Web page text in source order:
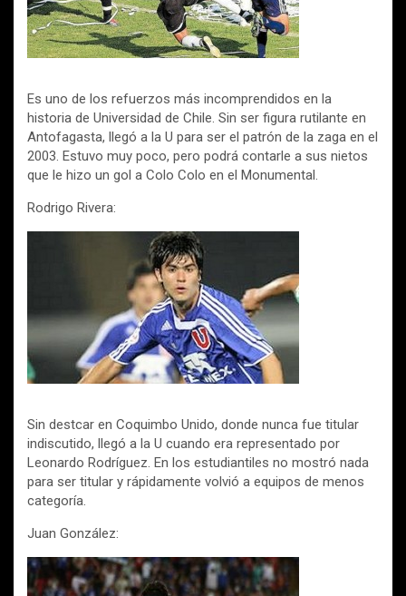
Es uno de los refuerzos más incomprendidos en la
historia de Universidad de Chile. Sin ser figura rutilante en
Antofagasta, llegó a la U para ser el patrón de la zaga en el
2003. Estuvo muy poco, pero podrá contarle a sus nietos
que le hizo un gol a Colo Colo en el Monumental.
Rodrigo Rivera:
Sin destcar en Coquimbo Unido, donde nunca fue titular
indiscutido, llegó a la U cuando era representado por
Leonardo Rodríguez. En los estudiantiles no mostró nada
para ser titular y rápidamente volvió a equipos de menos
categoría.
Juan González: